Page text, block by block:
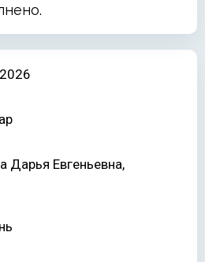
Дарья Евгеньевна,